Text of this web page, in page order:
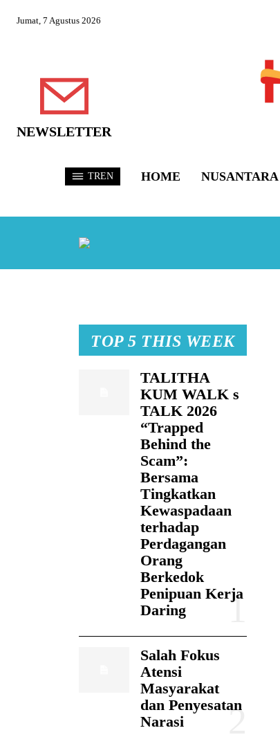
Jumat, 7 Agustus 2026
NEWSLETTER
TREN HOME NUSANTARA
TOP 5 THIS WEEK
TALITHA
KUM WALK s
TALK 2026
“Trapped
Behind the
Scam”:
Bersama
Tingkatkan
Kewaspadaan
terhadap
Perdagangan
Orang
Berkedok
Penipuan Kerja
Daring
Salah Fokus
Atensi
Masyarakat
dan Penyesatan
Narasi